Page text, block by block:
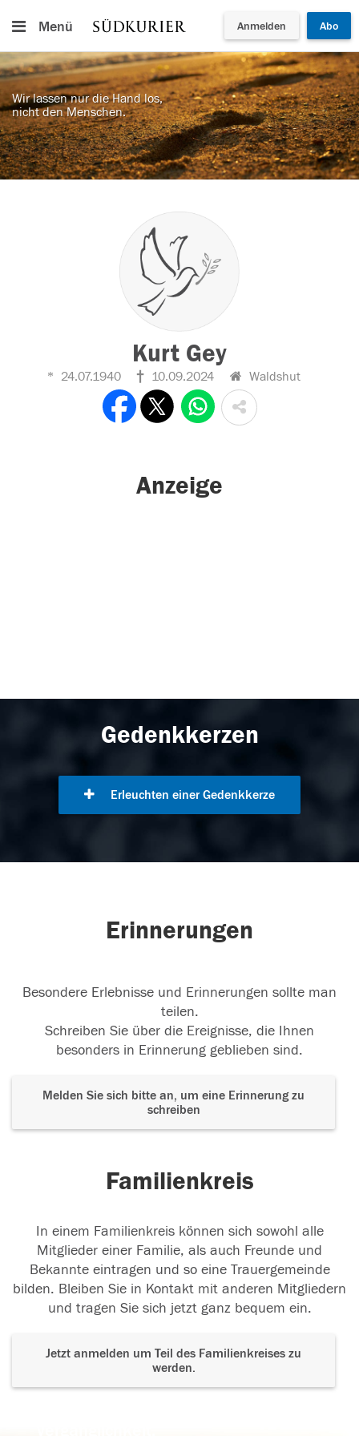
Menü Anmelden Abo
Wir lassen nur die Hand los,
nicht den Menschen.
Kurt Gey
24.07.1940 10.09.2024 Waldshut
Anzeige
Gedenkkerzen
Erleuchten einer Gedenkkerze
Erinnerungen
Besondere Erlebnisse und Erinnerungen sollte man
teilen.
Schreiben Sie über die Ereignisse, die Ihnen
besonders in Erinnerung geblieben sind.
Melden Sie sich bitte an, um eine Erinnerung zu
schreiben
Familienkreis
In einem Familienkreis können sich sowohl alle
Mitglieder einer Familie, als auch Freunde und
Bekannte eintragen und so eine Trauergemeinde
bilden. Bleiben Sie in Kontakt mit anderen Mitgliedern
und tragen Sie sich jetzt ganz bequem ein.
Jetzt anmelden um Teil des Familienkreises zu
werden.